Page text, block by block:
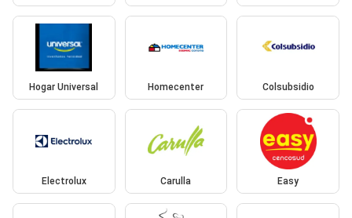
Hogar Universal Homecenter Colsubsidio
Electrolux Carulla Easy